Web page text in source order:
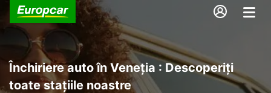
Închiriere auto în Veneţia : Descoperiți
toate stațiile noastre